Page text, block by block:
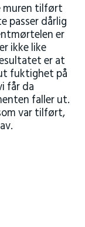
muren tilført
passer dårlig
er
ikke like
er at
fuktighet på
får da
faller ut.
var tilført,